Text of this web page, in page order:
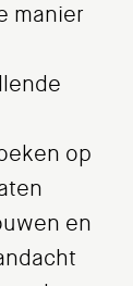
manier
op
en